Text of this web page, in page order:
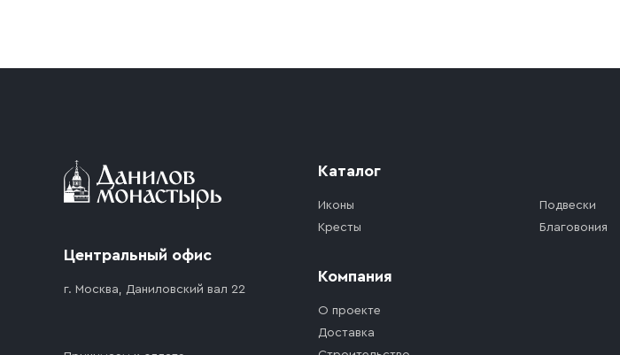
Центральный офис
г. Москва, Даниловский вал 22
Каталог
Иконы
Кресты
Подвески
Благовония
Компания
О проекте
Доставка